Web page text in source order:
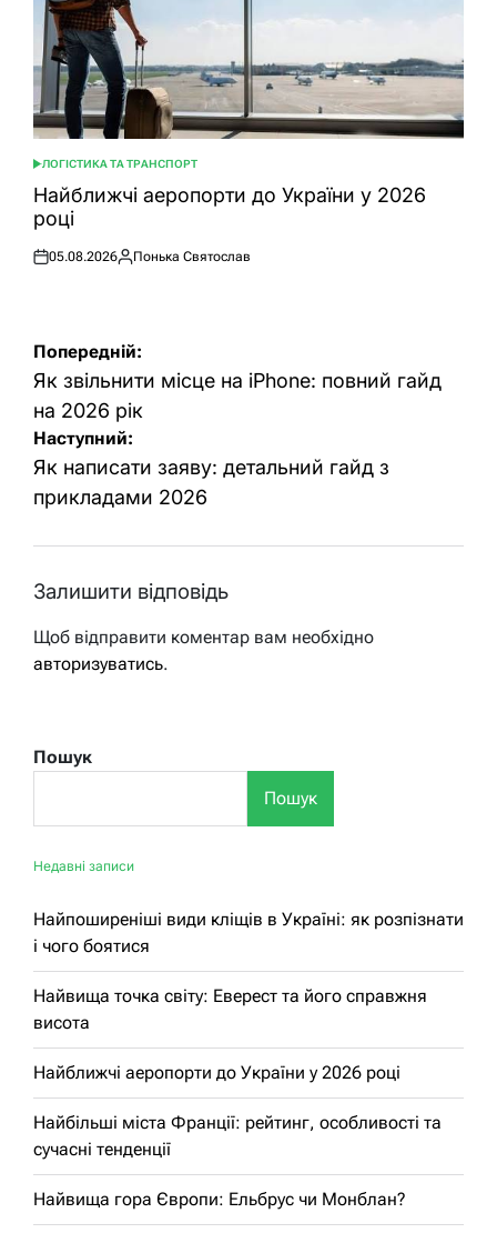
ОПУБЛІКУВАТИ
У
ЛОГІСТИКА ТА ТРАНСПОРТ
Найближчі аеропорти до України у 2026
році
Оприлюднено
05.08.2026
Опубліковано
Понька Святослав
Навігація
записів
Попередній:
Як звільнити місце на iPhone: повний гайд
на 2026 рік
Наступний:
Як написати заяву: детальний гайд з
прикладами 2026
Залишити відповідь
Щоб відправити коментар вам необхідно
авторизуватись.
Пошук
Пошук
Недавні записи
Найпоширеніші види кліщів в Україні: як розпізнати
і чого боятися
Найвища точка світу: Еверест та його справжня
висота
Найближчі аеропорти до України у 2026 році
Найбільші міста Франції: рейтинг, особливості та
сучасні тенденції
Найвища гора Європи: Ельбрус чи Монблан?